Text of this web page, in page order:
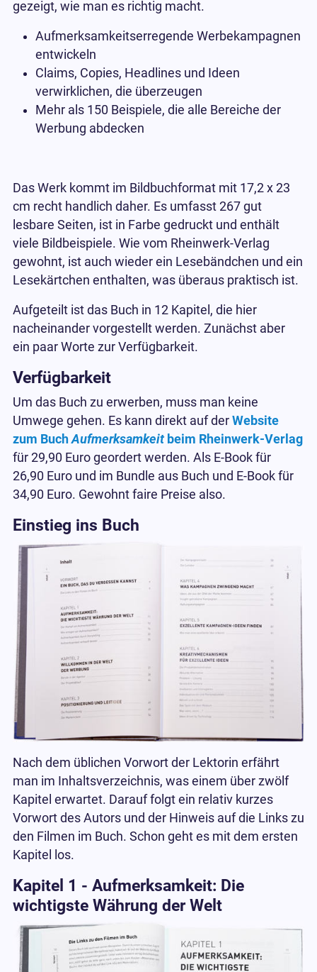
gezeigt, wie man es richtig macht.
Aufmerksamkeitserregende Werbekampagnen
entwickeln
Claims, Copies, Headlines und Ideen
verwirklichen, die überzeugen
Mehr als 150 Beispiele, die alle Bereiche der
Werbung abdecken
Das Werk kommt im Bildbuchformat mit 17,2 x 23
cm recht handlich daher. Es umfasst 267 gut
lesbare Seiten, ist in Farbe gedruckt und enthält
viele Bildbeispiele. Wie vom Rheinwerk-Verlag
gewohnt, ist auch wieder ein Lesebändchen und ein
Lesekärtchen enthalten, was überaus praktisch ist.
Aufgeteilt ist das Buch in 12 Kapitel, die hier
nacheinander vorgestellt werden. Zunächst aber
ein paar Worte zur Verfügbarkeit.
Verfügbarkeit
Um das Buch zu erwerben, muss man keine
Umwege gehen. Es kann direkt auf der Website
zum BuchAufmerksamkeitbeim Rheinwerk-Verlag
für 29,90 Euro geordert werden. Als E-Book für
26,90 Euro und im Bundle aus Buch und E-Book für
34,90 Euro. Gewohnt faire Preise also.
Einstieg ins Buch
Nach dem üblichen Vorwort der Lektorin erfährt
man im Inhaltsverzeichnis, was einem über zwölf
Kapitel erwartet. Darauf folgt ein relativ kurzes
Vorwort des Autors und der Hinweis auf die Links zu
den Filmen im Buch. Schon geht es mit dem ersten
Kapitel los.
Kapitel 1 - Aufmerksamkeit: Die
wichtigste Währung der Welt